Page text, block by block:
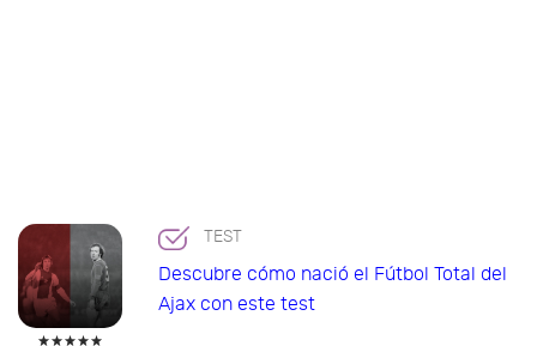
TEST
Descubre cómo nació el Fútbol Total del
Ajax con este test